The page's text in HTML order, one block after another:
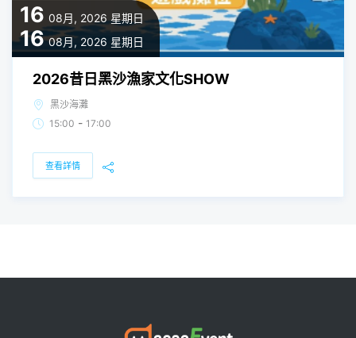
16 08月, 2026 星期日
16 08月, 2026 星期日
2026昔日黑沙漁家文化SHOW
黑沙海灘
15:00 - 17:00
查看詳情